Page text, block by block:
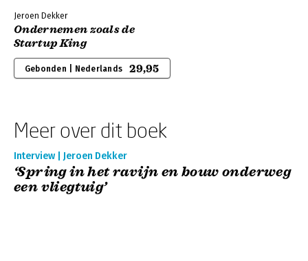
Jeroen Dekker
Ondernemen zoals de
Startup King
Gebonden | Nederlands 29,95
Meer over dit boek
Interview | Jeroen Dekker
‘Spring in het ravijn en bouw onderweg
een vliegtuig’